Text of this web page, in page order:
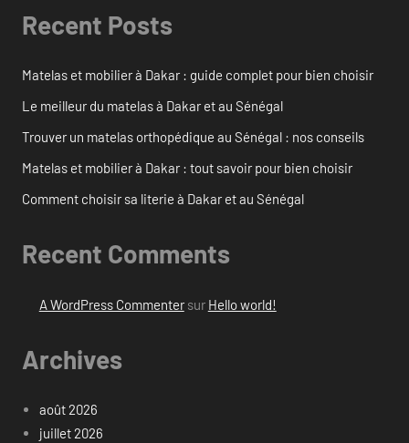
Recent Posts
Matelas et mobilier à Dakar : guide complet pour bien choisir
Le meilleur du matelas à Dakar et au Sénégal
Trouver un matelas orthopédique au Sénégal : nos conseils
Matelas et mobilier à Dakar : tout savoir pour bien choisir
Comment choisir sa literie à Dakar et au Sénégal
Recent Comments
A WordPress Commentersur Hello world!
Archives
août 2026
juillet 2026